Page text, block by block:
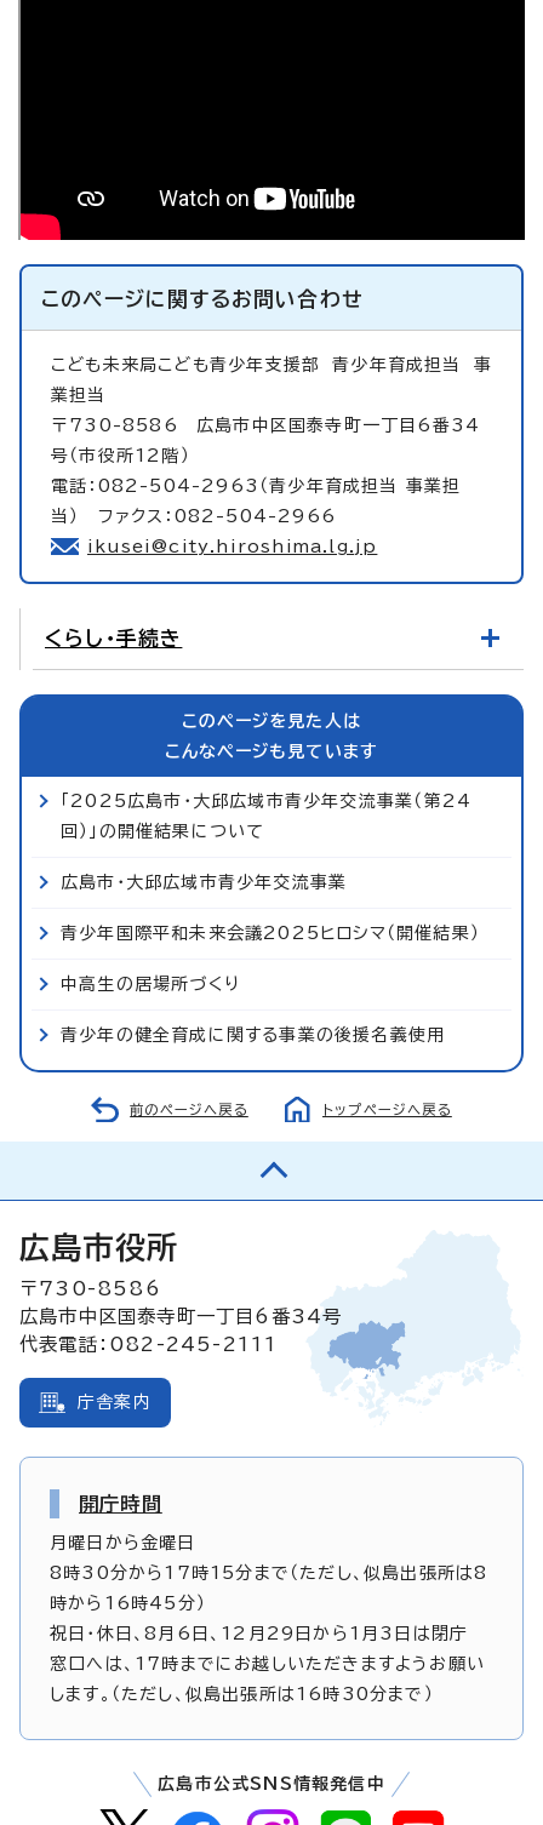
このページに関するお問い合わせ
こども未来局こども青少年支援部青少年育成担当 事
業担当
〒730-8586 広島市中区国泰寺町一丁目6番34
号（市役所12階）
電話：082-504-2963（青少年育成担当 事業担
当） ファクス：082-504-2966
ikusei@city.hiroshima.lg.jp
くらし・手続き
このページを見た人は
こんなページも見ています
「2025広島市・大邱広域市青少年交流事業（第24
回）」の開催結果について
広島市・大邱広域市青少年交流事業
青少年国際平和未来会議2025ヒロシマ（開催結果）
中高生の居場所づくり
青少年の健全育成に関する事業の後援名義使用
前のページへ戻る トップページへ戻る
広島市役所
〒730-8586
広島市中区国泰寺町一丁目6番34号
代表電話：082-245-2111
庁舎案内
開庁時間
月曜日から金曜日
8時30分から17時15分まで（ただし、似島出張所は8
時から16時45分）
祝日・休日、8月6日、12月29日から1月3日は閉庁
窓口へは、17時までにお越しいただきますようお願い
します。（ただし、似島出張所は16時30分まで）
広島市公式SNS情報発信中